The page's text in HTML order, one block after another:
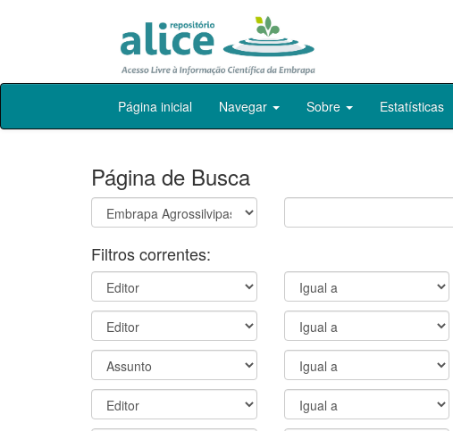
Skip
Página inicial Navegar Sobre Estatísticas
Página de Busca
Filtros correntes: